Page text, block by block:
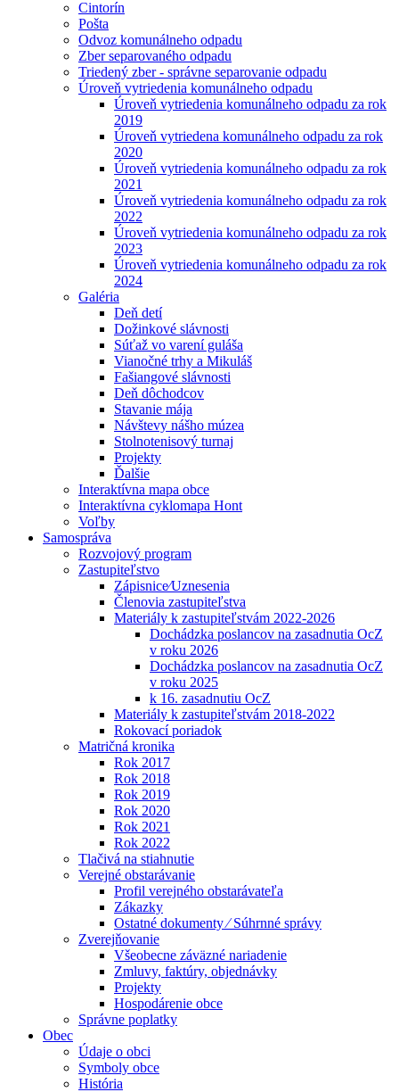
Cintorín
Pošta
Odvoz komunálneho odpadu
Zber separovaného odpadu
Triedený zber - správne separovanie odpadu
Úroveň vytriedenia komunálneho odpadu
Úroveň vytriedenia komunálneho odpadu za rok
2019
Úroveň vytriedena komunálneho odpadu za rok
2020
Úroveň vytriedenia komunálneho odpadu za rok
2021
Úroveň vytriedenia komunálneho odpadu za rok
2022
Úroveň vytriedenia komunálneho odpadu za rok
2023
Úroveň vytriedenia komunálneho odpadu za rok
2024
Galéria
Deň detí
Dožinkové slávnosti
Súťaž vo varení guláša
Vianočné trhy a Mikuláš
Fašiangové slávnosti
Deň dôchodcov
Stavanie mája
Návštevy nášho múzea
Stolnotenisový turnaj
Projekty
Ďalšie
Interaktívna mapa obce
Interaktívna cyklomapa Hont
Voľby
Samospráva
Rozvojový program
Zastupiteľstvo
Zápisnice⁄Uznesenia
Členovia zastupiteľstva
Materiály k zastupiteľstvám 2022-2026
Dochádzka poslancov na zasadnutia OcZ
v roku 2026
Dochádzka poslancov na zasadnutia OcZ
v roku 2025
k 16. zasadnutiu OcZ
Materiály k zastupiteľstvám 2018-2022
Rokovací poriadok
Matričná kronika
Rok 2017
Rok 2018
Rok 2019
Rok 2020
Rok 2021
Rok 2022
Tlačivá na stiahnutie
Verejné obstarávanie
Profil verejného obstarávateľa
Zákazky
Ostatné dokumenty ⁄ Súhrnné správy
Zverejňovanie
Všeobecne záväzné nariadenie
Zmluvy, faktúry, objednávky
Projekty
Hospodárenie obce
Správne poplatky
Obec
Údaje o obci
Symboly obce
História